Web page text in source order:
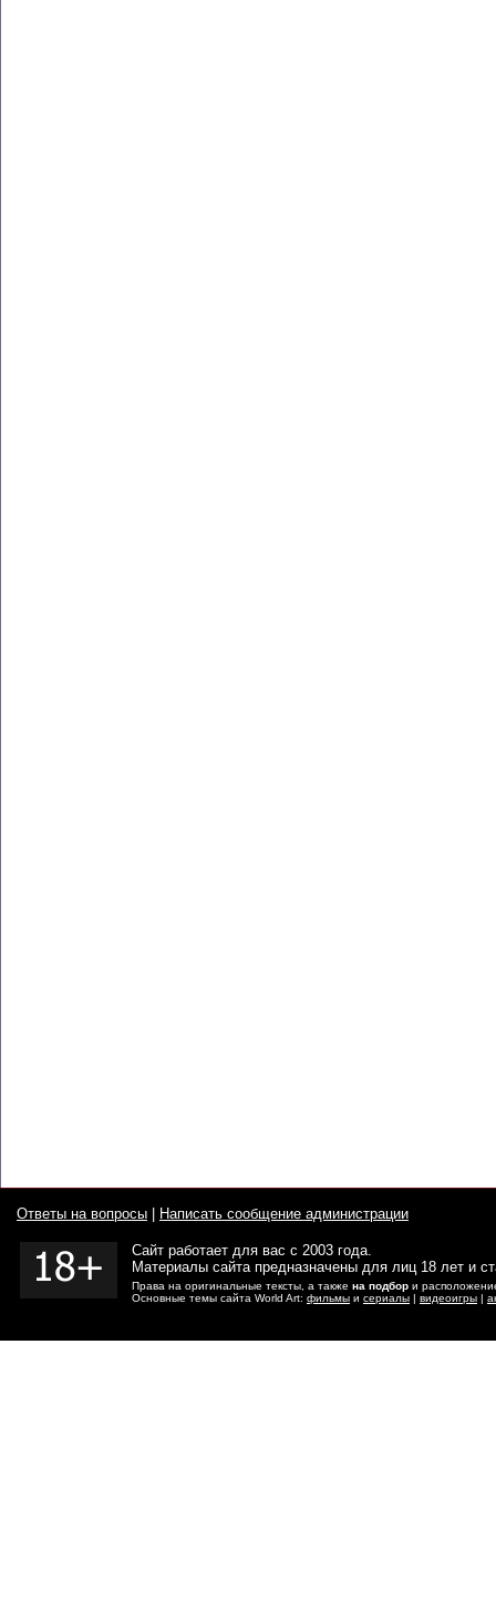
Ответы на вопросы Написать сообщение администрации
Сайт работает для вас с 2003 года.
Материалы сайта предназначены для лиц 18 лет и
Права на оригинальные тексты, а также на подбор и
Основные темы сайта World Art: фильмы и сериалы | видеоигры |